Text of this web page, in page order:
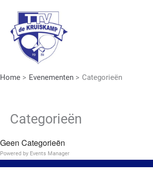
inhoud
Home Evenementen Categorieën
Categorieën
Geen Categorieën
Powered by Events Manager